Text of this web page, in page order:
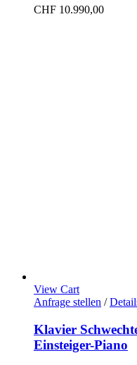
CHF 10.990,00
View Cart
Anfrage stellen /
Klavier
Einsteiger-Piano